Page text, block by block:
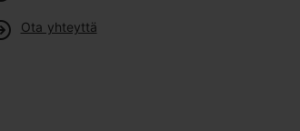
Ota yhteyttä